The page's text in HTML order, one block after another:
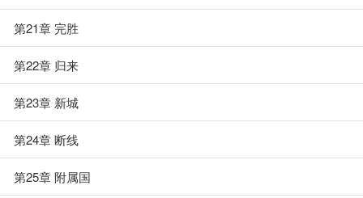
第21章 完胜
第22章 归来
第23章 新城
第24章 断线
第25章 附属国